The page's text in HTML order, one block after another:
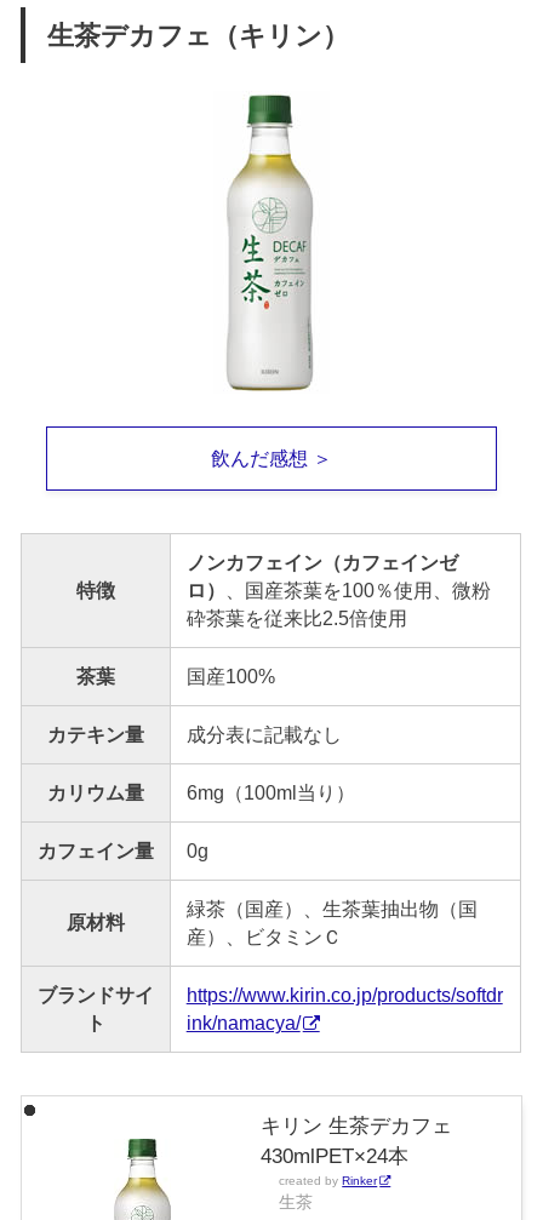
生茶デカフェ（キリン）
飲んだ感想 ＞
特徴
ノンカフェイン（カフェインゼ
ロ）
、国産茶葉を100％使用、微粉
砕茶葉を従来比2.5倍使用
茶葉 国産100%
カテキン量 成分表に記載なし
カリウム量 6mg（100ml当り）
カフェイン量 0g
原材料
緑茶（国産）、生茶葉抽出物（国
産）、ビタミンＣ
ブランドサイ
ト
https://www.kirin.co.jp/products/softdr
ink/namacya/
キリン 生茶デカフェ
430mlPET×24本
created byRinker
生茶